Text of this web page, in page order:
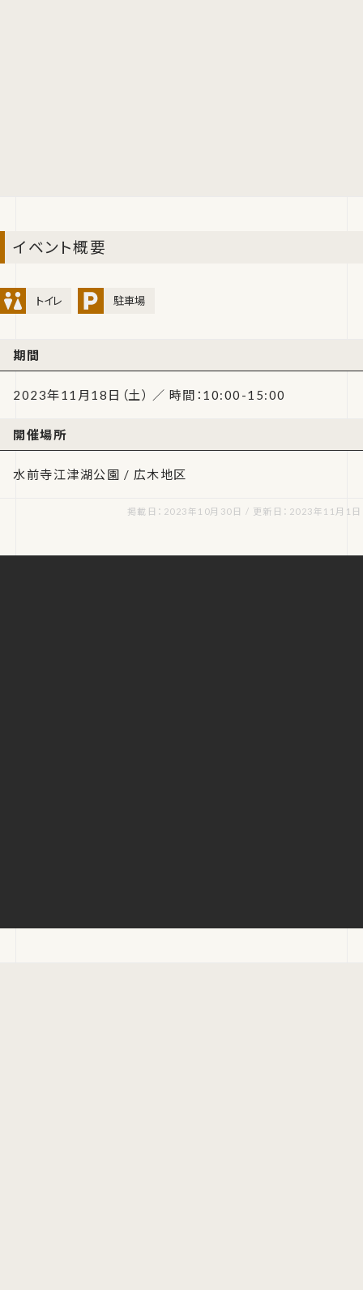
イベント概要
トイレ 駐車場
期間
2023年11月18日（土） ／ 時間：10:00-15:00
開催場所
水前寺江津湖公園 / 広木地区
掲載日：2023年10月30日 / 更新日：2023年11月1日